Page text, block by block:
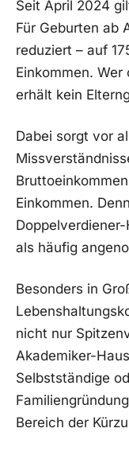
Seit April 2024
Für Geburten ab
reduziert – auf
Einkommen.
erhält kein
Dabei sorgt vor
Einkommen.
als häufig
Besonders in
nicht nur
Akademiker-
Selbstständige
Bereich der